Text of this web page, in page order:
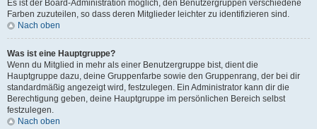
Es ist der Board-Administration möglich, den Benutzergruppen verschiedene
Farben zuzuteilen, so dass deren Mitglieder leichter zu identifizieren sind.
Nach oben
Was ist eine Hauptgruppe?
Wenn du Mitglied in mehr als einer Benutzergruppe bist, dient die
Hauptgruppe dazu, deine Gruppenfarbe sowie den Gruppenrang, der bei dir
standardmäßig angezeigt wird, festzulegen. Ein Administrator kann dir die
Berechtigung geben, deine Hauptgruppe im persönlichen Bereich selbst
festzulegen.
Nach oben